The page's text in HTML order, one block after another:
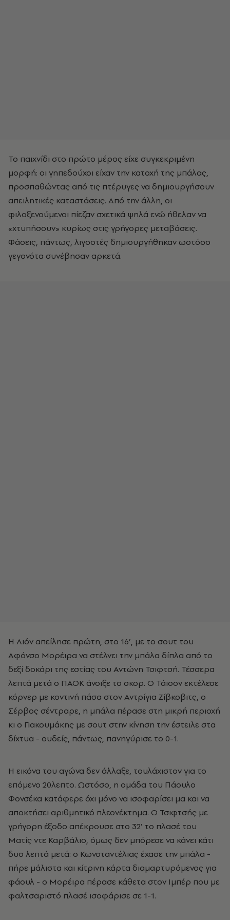
Το παιχνίδι στο πρώτο μέρος είχε συγκεκριμένη
μορφή: οι γηπεδούχοι είχαν την κατοχή της μπάλας,
προσπαθώντας από τις πτέρυγες να δημιουργήσουν
απειλητικές καταστάσεις. Από την άλλη, οι
φιλοξενούμενοι πίεζαν σχετικά ψηλά ενώ ήθελαν να
«χτυπήσουν» κυρίως στις γρήγορες μεταβάσεις.
Φάσεις, πάντως, λιγοστές δημιουργήθηκαν ωστόσο
γεγονότα συνέβησαν αρκετά.
Η Λιόν απείλησε πρώτη, στο 16’, με το σουτ του
Αφόνσο Μορέιρα να στέλνει την μπάλα δίπλα από το
δεξί δοκάρι της εστίας του Αντώνη Τσιφτσή. Τέσσερα
λεπτά μετά ο ΠΑΟΚ άνοιξε το σκορ. Ο Τάισον εκτέλεσε
κόρνερ με κοντινή πάσα στον Αντρίγια Ζίβκοβιτς, ο
Σέρβος σέντραρε, η μπάλα πέρασε στη μικρή περιοχή
κι ο Γιακουμάκης με σουτ στην κίνηση την έστειλε στα
δίχτυα - ουδείς, πάντως, πανηγύρισε το 0-1.
Η εικόνα του αγώνα δεν άλλαξε, τουλάχιστον για το
επόμενο 20λεπτο. Ωστόσο, η ομάδα του Πάουλο
Φονσέκα κατάφερε όχι μόνο να ισοφαρίσει μα και να
αποκτήσει αριθμητικό πλεονέκτημα. Ο Τσιφτσής με
γρήγορη έξοδο απέκρουσε στο 32’ το πλασέ του
Ματίς ντε Καρβάλιο, όμως δεν μπόρεσε να κάνει κάτι
δυο λεπτά μετά: ο Κωνσταντέλιας έχασε την μπάλα -
πήρε μάλιστα και κίτρινη κάρτα διαμαρτυρόμενος για
φάουλ - ο Μορέιρα πέρασε κάθετα στον Ιμπέρ που με
φαλτσαριστό πλασέ ισοφάρισε σε 1-1.